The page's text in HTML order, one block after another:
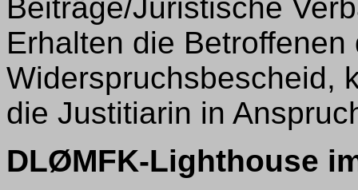
Beiträge/Juristische
Erhalten die
Widerspruchsbescheid,
die Justitiarin in
DLØMFK-Lighthouse